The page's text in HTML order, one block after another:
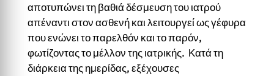
αποτυπώνει τη βαθιά δέσμευση του ιατρού
απέναντι στον ασθενή και λειτουργεί ως γέφυρα
που ενώνει το παρελθόν και το παρόν,
φωτίζοντας το μέλλον της ιατρικής. Κατά τη
διάρκεια της ημερίδας, εξέχουσες